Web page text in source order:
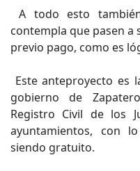
A todo esto
contempla que pasen
previo pago, como es
Este anteproyecto es
gobierno de
Registro Civil de los
ayuntamientos, con
siendo gratuito.